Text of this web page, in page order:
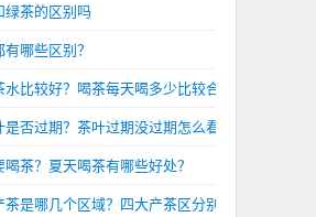
绿茶的区别吗
哪些区别？
比较好？喝茶每天喝多少比较合适？
否过期？茶叶过期没过期怎么看？
茶？夏天喝茶有哪些好处？
是哪几个区域？四大产茶区分别是哪里？